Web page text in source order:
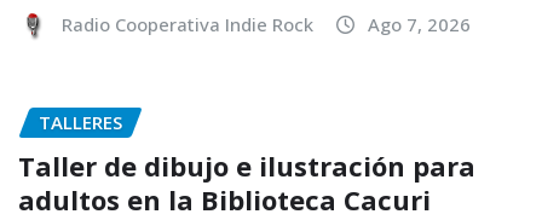
Radio Cooperativa Indie Rock Ago 7, 2026
TALLERES
Taller de dibujo e ilustración para
adultos en la Biblioteca Cacuri